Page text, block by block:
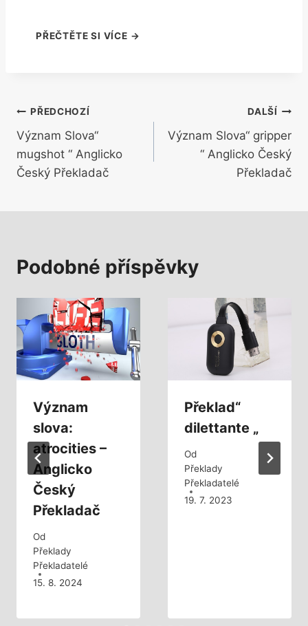
Navigace
pro
příspěvek
PŘEDCHOZÍ
Význam Slova“
mugshot “ Anglicko
Český Překladač
DALŠÍ
Význam Slova“ gripper
“ Anglicko Český
Překladač
Podobné příspěvky
Význam
slova:
atrocities –
Anglicko
Český
Překladač
Od
Překlady
Překladatelé
15. 8. 2024
Překlad“
dilettante „
Od
Překlady
Překladatelé
19. 7. 2023